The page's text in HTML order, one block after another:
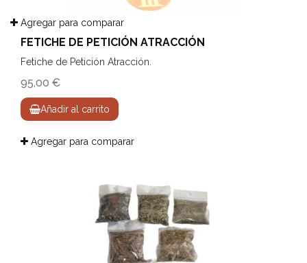
Agregar para comparar
FETICHE DE PETICIÓN ATRACCIÓN
Fetiche de Petición Atracción.
95,00 €
Añadir al carrito
Agregar para comparar